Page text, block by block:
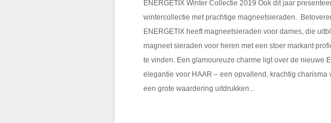
ENERGETIX Winter Collectie 2019 Ook dit jaar
wintercollectie met prachtige magneetsieraden.
ENERGETIX heeft magneetsieraden voor dames, die
magneet sieraden voor heren met een stoer markant
te vinden. Een glamoureuze charme ligt over de nieuwe
elegantie voor HAAR – een opvallend, krachtig
een grote waardering uitdrukken...